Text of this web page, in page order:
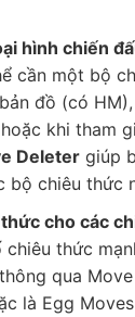
hình chiến
cần một bộ
đồ (có
khi tham
Deletergiúp
bộ chiêu thức
cho các
chiêu thức
qua
là Egg